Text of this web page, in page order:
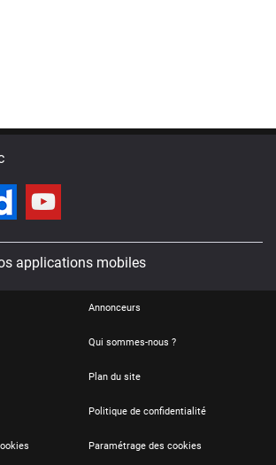
applications mobiles
Annonceurs
Qui sommes-nous ?
Plan du site
Politique de confidentialité
Paramétrage des cookies